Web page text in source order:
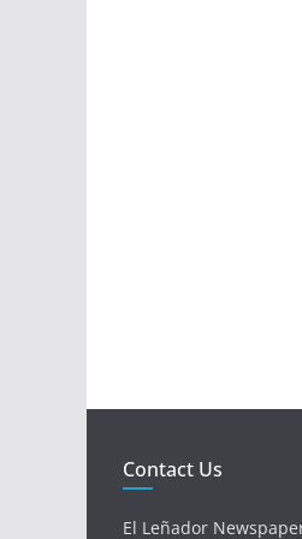
Contact Us
El Leñador